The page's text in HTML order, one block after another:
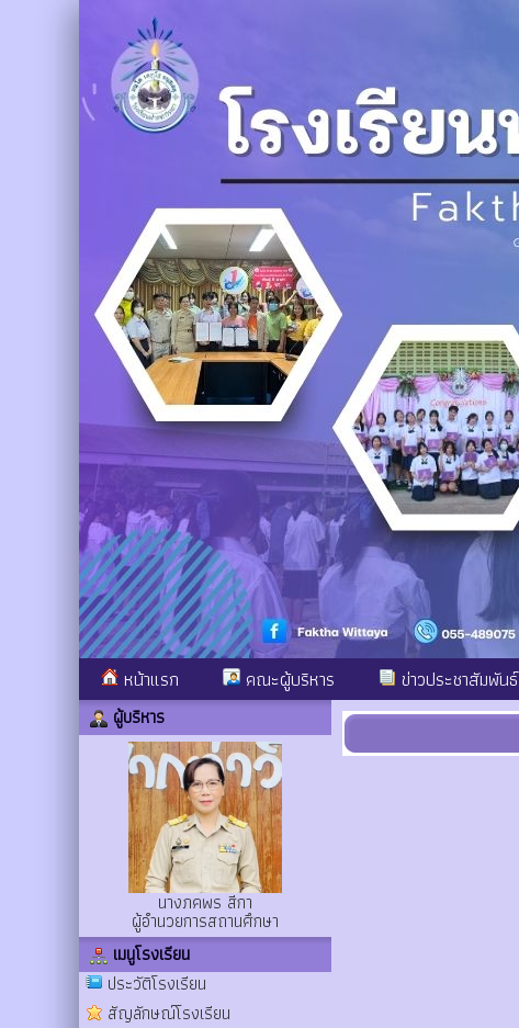
หน้าแรก คณะผู้บริหาร ข่าวประชาสัมพันธ์
ผู้บริหาร
นางภคพร สีกา
ผู้อำนวยการสถานศึกษา
เมนูโรงเรียน
ประวัติโรงเรียน
สัญลักษณ์โรงเรียน